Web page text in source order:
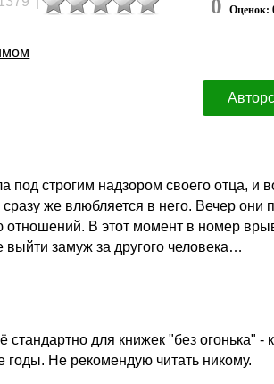
0 Оценок:
под строгим надзором своего отца,
же влюбляется в него. Вечер они
отношений. В этот момент в номер
замуж за другого человека…
стандартно для книжек "без
годы. Не рекомендую читать никому.